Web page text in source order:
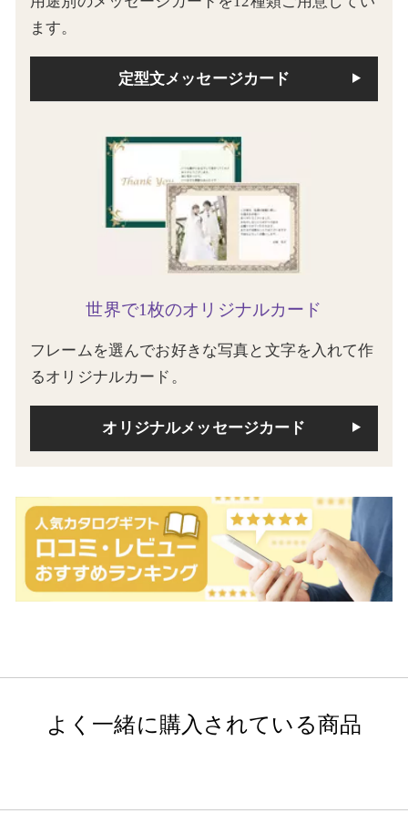
ます。
定型文メッセージカード
世界で1枚のオリジナルカード
フレームを選んでお好きな写真と文字を入れて作
るオリジナルカード。
オリジナルメッセージカード
よく一緒に購入されている商品